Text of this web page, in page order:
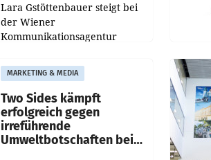
Lara Gstöttenbauer steigt bei
der Wiener
Kommunikationsagentur
partners zum Consultant auf.
Die 27-jährige Beraterin
betreut Kundinnen und
Kunden in den Bereichen
MARKETING & MEDIA
Two Sides kämpft
erfolgreich gegen
irreführende
Umweltbotschaften beim